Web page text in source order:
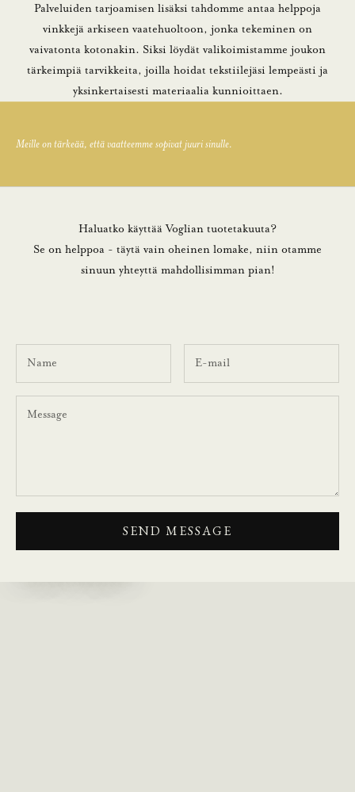
Palveluiden tarjoamisen lisäksi tahdomme antaa helppoja
vinkkejä arkiseen vaatehuoltoon, jonka tekeminen on
vaivatonta kotonakin. Siksi löydät valikoimistamme joukon
tärkeimpiä tarvikkeita, joilla hoidat tekstiilejäsi lempeästi ja
yksinkertaisesti materiaalia kunnioittaen.
Meille on tärkeää, että vaatteemme sopivat juuri sinulle.
Haluatko käyttää Voglian tuotetakuuta?
Se on helppoa - täytä vain oheinen lomake, niin otamme
sinuun yhteyttä mahdollisimman pian!
SEND MESSAGE
Tarinamme